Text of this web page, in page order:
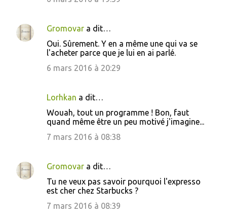
t
a
Gromovar a dit…
Oui. Sûrement. Y en a même une qui va se
l'acheter parce que je lui en ai parlé.
6 mars 2016 à 20:29
Lorhkan a dit…
Wouah, tout un programme ! Bon, faut
quand même être un peu motivé j'imagine...
7 mars 2016 à 08:38
Gromovar a dit…
Tu ne veux pas savoir pourquoi l'expresso
est cher chez Starbucks ?
7 mars 2016 à 08:39